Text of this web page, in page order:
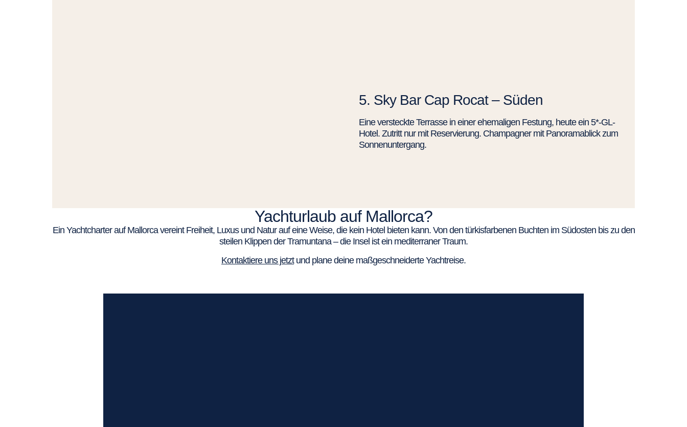
5. Sky Bar Cap Rocat – Süden
Eine versteckte Terrasse in einer ehemaligen Festung, heute ein 5*-GL-
Hotel. Zutritt nur mit Reservierung. Champagner mit Panoramablick zum
Sonnenuntergang.
Yachturlaub auf Mallorca?
Ein Yachtcharter auf Mallorca vereint Freiheit, Luxus und Natur auf eine Weise, die kein Hotel bieten kann. Von den türkisfarbenen Buchten im Südosten bis zu den
steilen Klippen der Tramuntana – die Insel ist ein mediterraner Traum.
Kontaktiere uns jetztund plane deine maßgeschneiderte Yachtreise.